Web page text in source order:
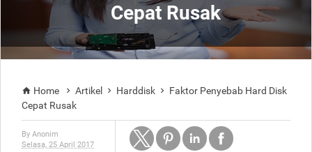
Cepat Rusak
 Home  Artikel  Harddisk 
Faktor Penyebab Hard Disk
Cepat Rusak
By Anonim
Selasa, 25 April 2017